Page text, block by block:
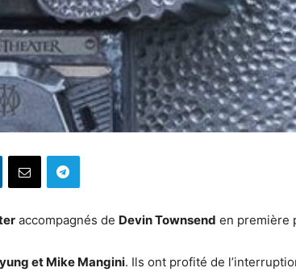
accompagnés de Devin Townsend en première
et Mike Mangini. Ils ont profité de